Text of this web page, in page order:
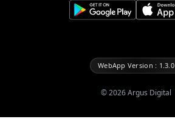
WebApp Version : 1.3.0
©2026Argus Digital